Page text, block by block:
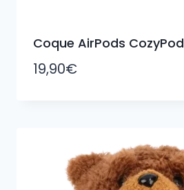
Coque AirPods CozyPod
19,90€